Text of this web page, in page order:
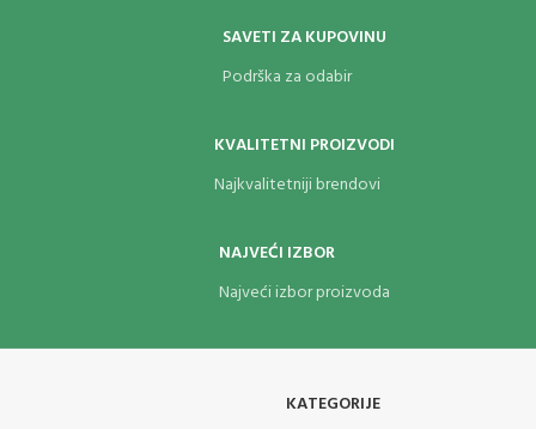
SAVETI ZA KUPOVINU
Podrška za odabir
KVALITETNI PROIZVODI
Najkvalitetniji brendovi
NAJVEĆI IZBOR
Najveći izbor proizvoda
KATEGORIJE